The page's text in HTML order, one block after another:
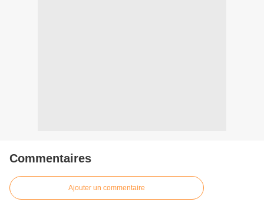
Commentaires
Ajouter un commentaire